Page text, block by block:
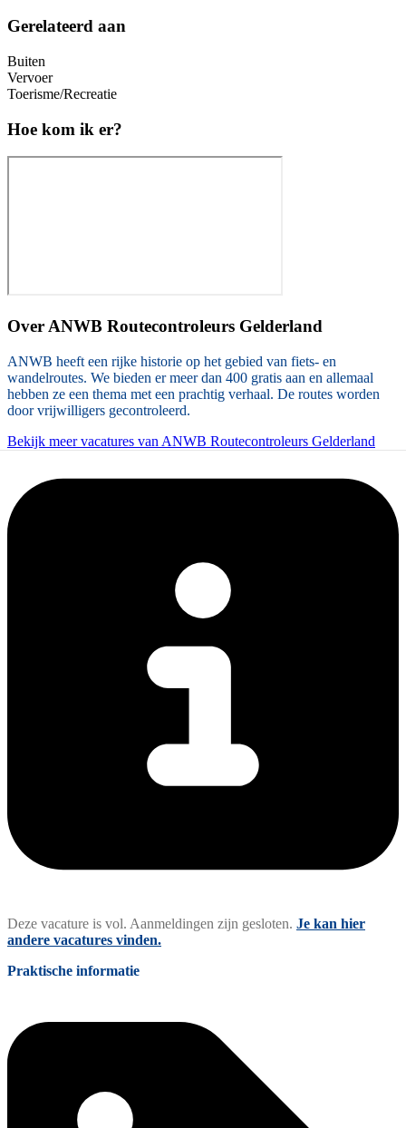
Gerelateerd aan
Buiten
Vervoer
Toerisme/Recreatie
Hoe kom ik er?
Over ANWB Routecontroleurs Gelderland
ANWB heeft een rijke historie op het gebied van fiets- en
wandelroutes. We bieden er meer dan 400 gratis aan en allemaal
hebben ze een thema met een prachtig verhaal. De routes worden
door vrijwilligers gecontroleerd.
Bekijk meer vacatures van ANWB Routecontroleurs Gelderland
Deze vacature is vol. Aanmeldingen zijn gesloten. Je kan hier
andere vacatures vinden.
Praktische informatie